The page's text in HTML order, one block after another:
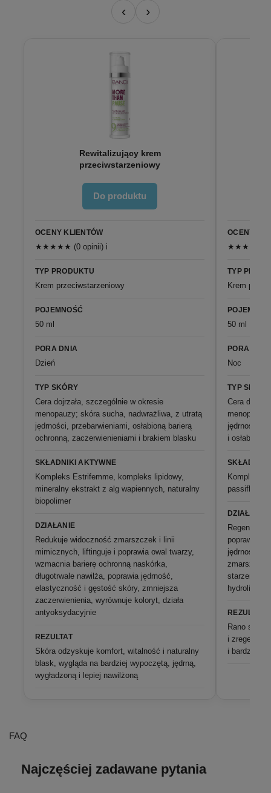
‹ ›
Rewitalizujący krem
przeciwstarzeniowy
Do produktu
OCENY KLIENTÓW
★★★★★ (0 opinii) i
TYP PRODUKTU
Krem przeciwstarzeniowy
POJEMNOŚĆ
50 ml
PORA DNIA
Dzień
TYP SKÓRY
Cera dojrzała, szczególnie w okresie
menopauzy; skóra sucha, nadwrażliwa, z utratą
jędrności, przebarwieniami, osłabioną barierą
ochronną, zaczerwienieniami i brakiem blasku
SKŁADNIKI AKTYWNE
Kompleks Estrifemme, kompleks lipidowy,
mineralny ekstrakt z alg wapiennych, naturalny
biopolimer
DZIAŁANIE
Redukuje widoczność zmarszczek i linii
mimicznych, liftinguje i poprawia owal twarzy,
wzmacnia barierę ochronną naskórka,
długotrwale nawilża, poprawia jędrność,
elastyczność i gęstość skóry, zmniejsza
zaczerwienienia, wyrównuje koloryt, działa
antyoksydacyjnie
REZULTAT
Skóra odzyskuje komfort, witalność i naturalny
blask, wygląda na bardziej wypoczętą, jędrną,
wygładzoną i lepiej nawilżoną
OCENY
★★★★★ (0
TYP
Krem
50 ml
PORA DNIA
Noc
TYP SKÓRY
Cera
jędrności,
i osłabioną
SKŁADNIKI
Kompleks
passiflora
DZIAŁANIE
poprawia
jędrność i
starzenia,
REZULTAT
Rano skóra
i
i bardziej
FAQ
Najczęściej zadawane pytania